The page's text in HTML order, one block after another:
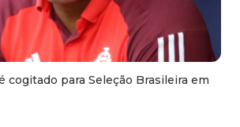
cogitado para Seleção Brasileira em